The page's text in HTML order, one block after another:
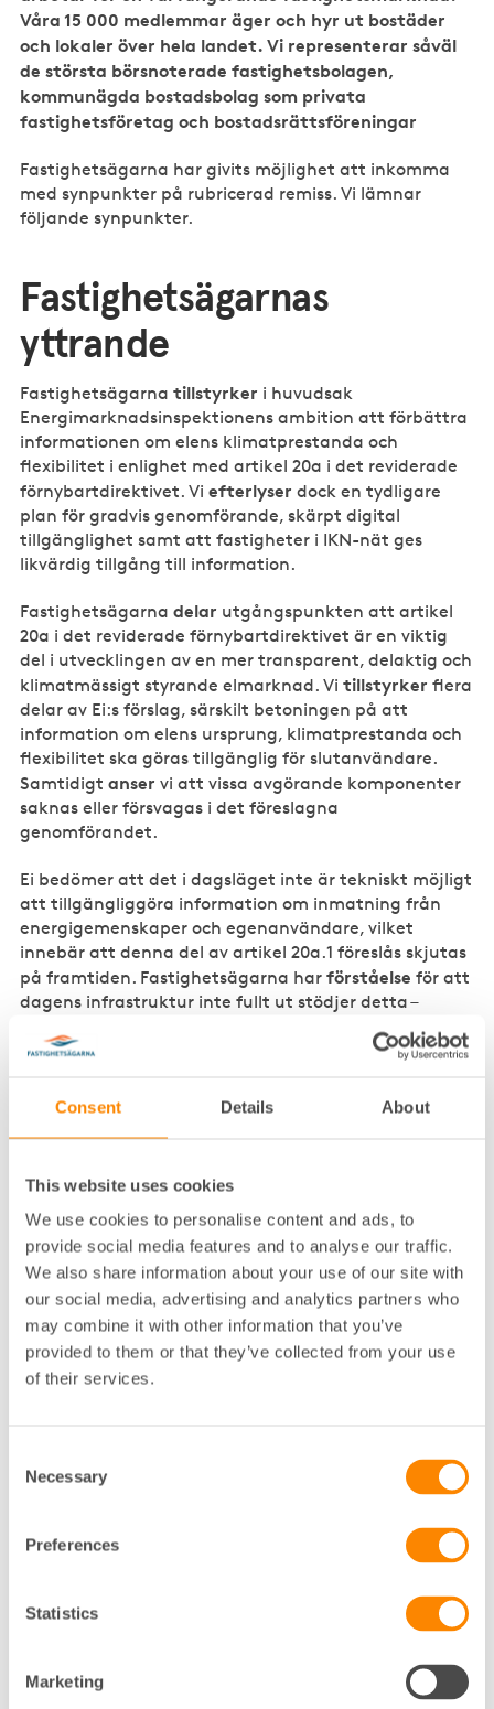
Consent Details About
This website uses cookies
We use cookies to personalise content and ads, to
provide social media features and to analyse our traffic.
We also share information about your use of our site with
our social media, advertising and analytics partners who
may combine it with other information that you’ve
provided to them or that they’ve collected from your use
of their services.
Selection
Necessary
Preferences
Statistics
Marketing
Våra 15 000 medlemmar äger och hyr ut bostäder
och lokaler över hela landet. Vi representerar såväl
de största börsnoterade fastighetsbolagen,
kommunägda bostadsbolag som privata
fastighetsföretag och bostadsrättsföreningar
Fastighetsägarna har givits möjlighet att inkomma
med synpunkter på rubricerad remiss. Vi lämnar
följande synpunkter.
Fastighetsägarnas
yttrande
Fastighetsägarnatillstyrker i huvudsak
Energimarknadsinspektionens ambition att förbättra
informationen om elens klimatprestanda och
flexibilitet i enlighet med artikel 20a i det reviderade
förnybartdirektivet. Viefterlyser dock en tydligare
plan för gradvis genomförande, skärpt digital
tillgänglighet samt att fastigheter i IKN-nät ges
likvärdig tillgång till information.
Fastighetsägarnadelar utgångspunkten att artikel
20a i det reviderade förnybartdirektivet är en viktig
del i utvecklingen av en mer transparent, delaktig och
klimatmässigt styrande elmarknad. Vitillstyrker flera
delar av Ei:s förslag, särskilt betoningen på att
information om elens ursprung, klimatprestanda och
flexibilitet ska göras tillgänglig för slutanvändare.
Samtidigtanser vi att vissa avgörande komponenter
saknas eller försvagas i det föreslagna
genomförandet.
Ei bedömer att det i dagsläget inte är tekniskt möjligt
att tillgängliggöra information om inmatning från
energigemenskaper och egenanvändare, vilket
innebär att denna del av artikel 20a.1 föreslås skjutas
på framtiden. Fastighetsägarna harförståelse för att
dagens infrastruktur inte fullt ut stödjer detta –
särskilt i avsaknad av en central datahubb – men vi
anseratt det är avgörande att en tydlig plan för
föreskrift. Om Sverige inte successivt genomför även
Vi vill ocksåbetonaatt digitaliseringen av elnäten
inte enbart är en teknisk fråga utan en nyckelfaktor
för hela energisystemets transformation. För att
byggnader och lokala resurser ska kunna stötta
elnätet – genom flexibilitet, lokal produktion eller
energilagring – krävs insyn i nätets kapacitet och
behov. Den information som Ei nu föreslår att
nätföretag ska dela bör därför inte begränsas till
nätstöd. Information bör dessutom tillgängliggöras i
realtid, i standardiserade gränssnitt och med
byggnadsautomation.
denna information ska kunna användas i
hållbarhetsredovisning enligt Taxonimn, CSRD samt,